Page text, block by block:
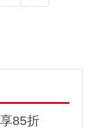
85折